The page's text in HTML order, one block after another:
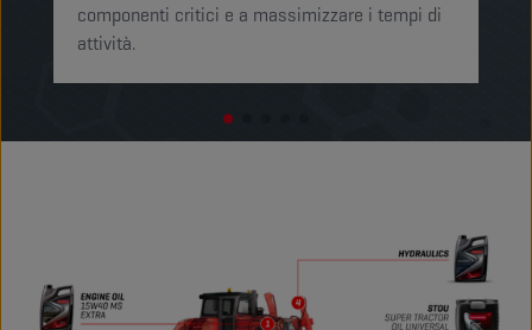
componenti critici e a massimizzare i tempi di
attività.